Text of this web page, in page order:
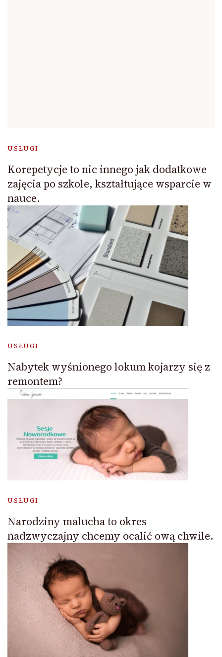
USŁUGI
Korepetycje to nic innego jak dodatkowe
zajęcia po szkole, kształtujące wsparcie w
nauce.
USŁUGI
Nabytek wyśnionego lokum kojarzy się z
remontem?
USŁUGI
Narodziny malucha to okres
nadzwyczajny chcemy ocalić ową chwile.